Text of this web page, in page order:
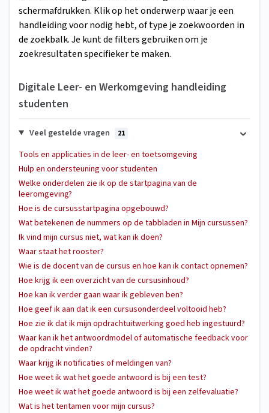
schermafdrukken. Klik op het onderwerp waar je een
handleiding voor nodig hebt, of type je zoekwoorden in
de zoekbalk. Je kunt de filters gebruiken om je
zoekresultaten specifieker te maken.
Digitale Leer- en Werkomgeving handleiding
studenten
Veel gestelde vragen 21
Tools en applicaties in de leer- en toetsomgeving
Hulp en ondersteuning voor studenten
Welke onderdelen zie ik op de startpagina van de
leeromgeving?
Hoe is de cursusstartpagina opgebouwd?
Wat betekenen de nummers op de tabbladen in Mijn cursussen?
Ik vind mijn cursus niet, wat kan ik doen?
Waar staat het rooster?
Wie is de docent van de cursus en hoe kan ik contact opnemen?
Hoe krijg ik een overzicht van de cursusinhoud?
Hoe kan ik verder gaan waar ik gebleven ben?
Hoe geef ik aan dat ik een cursusonderdeel voltooid heb?
Hoe zie ik dat ik mijn opdrachtuitwerking goed heb ingestuurd?
Waar kan ik het antwoordmodel of automatische feedback voor
de opdracht vinden?
Waar krijg ik notificaties of meldingen van?
Hoe weet ik wat het goede antwoord is bij een test?
Hoe weet ik wat het goede antwoord is bij een zelfevaluatie?
Wat is het tentamen voor mijn cursus?